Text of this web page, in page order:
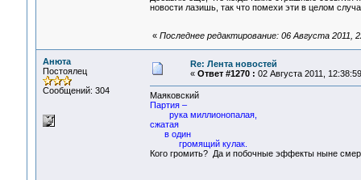
новости лазишь, так что помехи эти в целом
« Последнее редактирование: 06 Августа 2011,
Анюта
Постоялец
Сообщений: 304
Re: Лента новостей
« Ответ #1270 : 02 Августа 2011,
Маяковский
Партия –
рука миллионопалая,
сжатая
в один
громящий кулак.
Кого громить? Да и побочные эффекты ныне